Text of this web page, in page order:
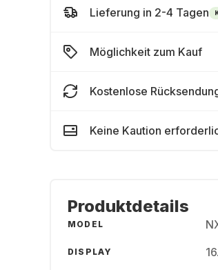
Lieferung in 2-4 Tagen
Möglichkeit zum Kauf
Kostenlose
Keine Kaution
Produktdetails
MODEL
DISPLAY